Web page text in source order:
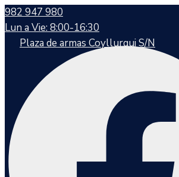
982 947 980
Lun a Vie: 8:00-16:30
Plaza de armas Coyllurqui S/N